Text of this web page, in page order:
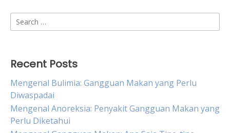
Search
for:
Recent Posts
Mengenal Bulimia: Gangguan Makan yang Perlu
Diwaspadai
Mengenal Anoreksia: Penyakit Gangguan Makan yang
Perlu Diketahui